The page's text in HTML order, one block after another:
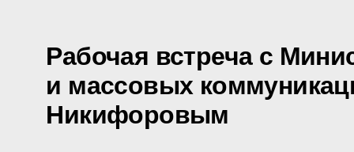
Рабочая встреча с
и массовых
Никифоровым